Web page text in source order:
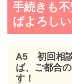
手続きも
ばよろし
A5 初回相
ば、ご都合
す！